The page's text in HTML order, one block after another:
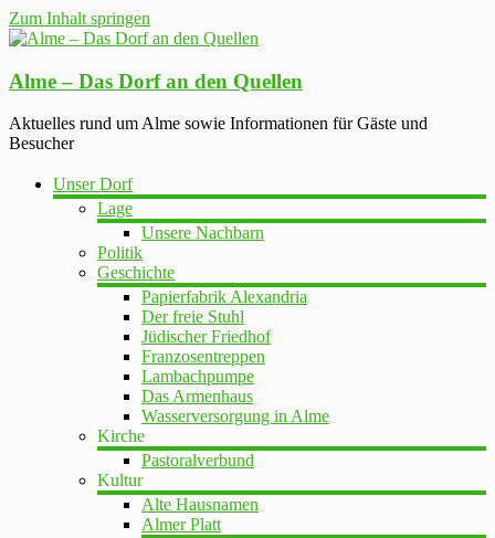
Zum Inhalt springen
Alme – Das Dorf an den Quellen
Aktuelles rund um Alme sowie Informationen für Gäste und
Besucher
Unser Dorf
Lage
Unsere Nachbarn
Politik
Geschichte
Papierfabrik Alexandria
Der freie Stuhl
Jüdischer Friedhof
Franzosentreppen
Lambachpumpe
Das Armenhaus
Wasserversorgung in Alme
Kirche
Pastoralverbund
Kultur
Alte Hausnamen
Almer Platt